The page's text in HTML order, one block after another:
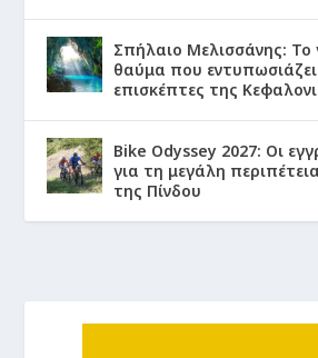
Σπήλαιο Μελισσάνης: Το
θαύμα που
επισκέπτες της
Bike Odyssey 2027: Οι
για τη μεγάλη
της Πίνδου